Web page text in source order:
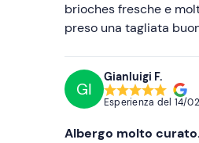
brioches fresche e
preso una tagliata
GI
Gianluigi F.
Esperienza del 14/
Albergo molto